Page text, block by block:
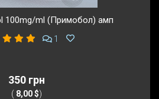
100mg/ml (Примобол) амп
1
350 грн
( 8,00 $)